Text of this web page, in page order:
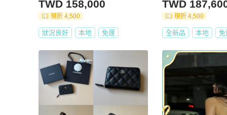
TWD 158,000
現折 4,500
狀況良好 本地 免運
TWD
現折 4,500
全新品 本地 免